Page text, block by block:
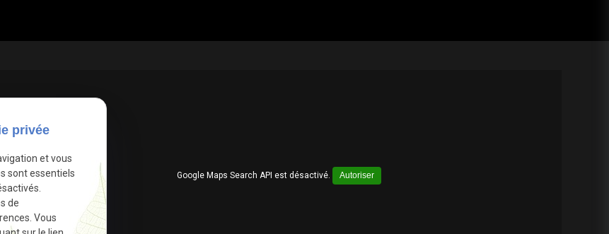
Google Maps Search API est désactivé. Autoriser
privée
et vous
sont essentiels
de
Vous